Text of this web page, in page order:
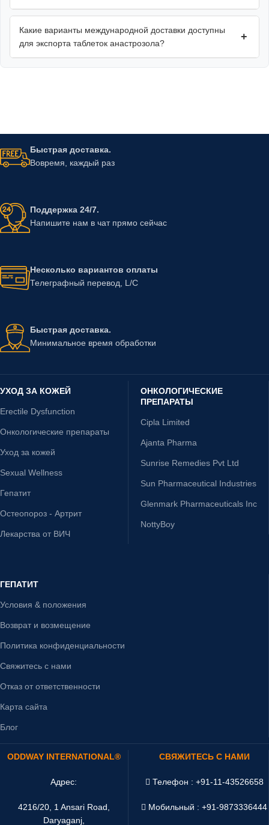
Какие варианты международной доставки доступны
для экспорта таблеток анастрозола?
+
Быстрая доставка.
Вовремя, каждый раз
Поддержка 24/7.
Напишите нам в чат прямо сейчас
Несколько вариантов оплаты
Телеграфный перевод, L/C
Быстрая доставка.
Минимальное время обработки
УХОД ЗА КОЖЕЙ
Erectile Dysfunction
Онкологические препараты
Уход за кожей
Sexual Wellness
Гепатит
Остеопороз - Артрит
Лекарства от ВИЧ
ОНКОЛОГИЧЕСКИЕ
ПРЕПАРАТЫ
Cipla Limited
Ajanta Pharma
Sunrise Remedies Pvt Ltd
Sun Pharmaceutical Industries
Glenmark Pharmaceuticals Inc
NottyBoy
ГЕПАТИТ
Условия & положения
Возврат и возмещение
Политика конфиденциальности
Свяжитесь с нами
Отказ от ответственности
Карта сайта
Блог
ODDWAY INTERNATIONAL®
Адрес:
4216/20, 1 Ansari Road,
Daryaganj,
СВЯЖИТЕСЬ С НАМИ
Телефон : +91-11-43526658
Мобильный : +91-9873336444